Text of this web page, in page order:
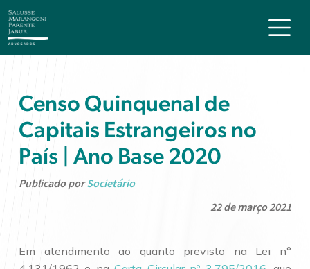
Censo Quinquenal de
Capitais Estrangeiros no
País | Ano Base 2020
Publicado porSocietário
22 de março 2021
Em atendimento ao quanto previsto na Lei n°